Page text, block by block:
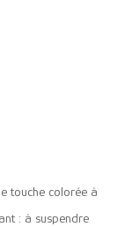
touche colorée à
: à suspendre